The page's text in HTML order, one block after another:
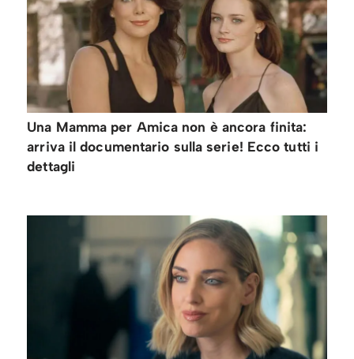
Una Mamma per Amica non è ancora finita:
arriva il documentario sulla serie! Ecco tutti i
dettagli